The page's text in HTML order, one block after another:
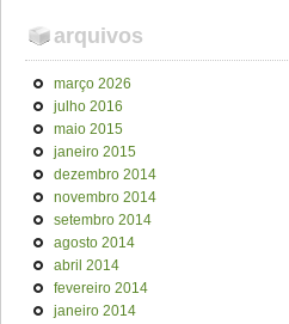
arquivos
março 2026
julho 2016
maio 2015
janeiro 2015
dezembro 2014
novembro 2014
setembro 2014
agosto 2014
abril 2014
fevereiro 2014
janeiro 2014